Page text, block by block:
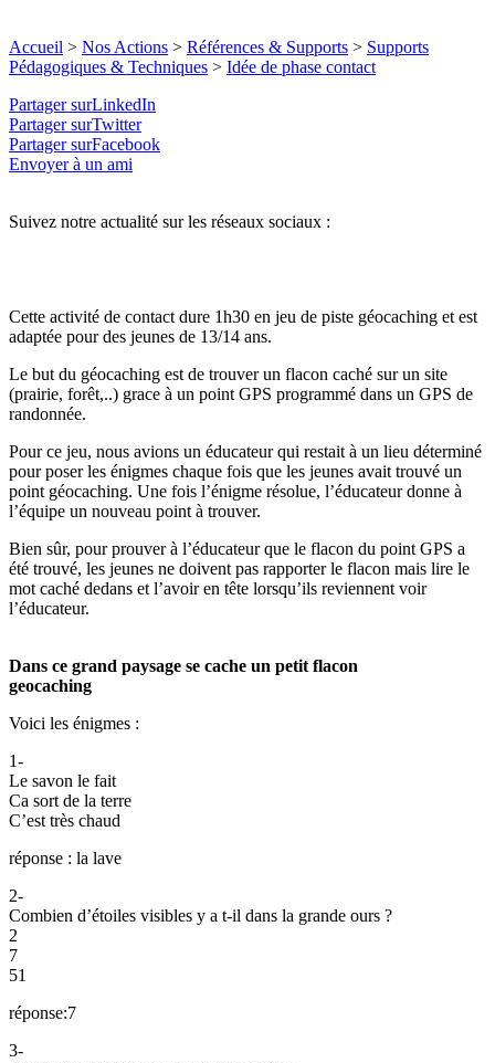
Accueil > Nos Actions > Références & Supports > Supports
Pédagogiques & Techniques > Idée de phase contact
Partager surLinkedIn
Partager surTwitter
Partager surFacebook
Envoyer à un ami
Suivez notre actualité sur les réseaux sociaux :
Cette activité de contact dure 1h30 en jeu de piste géocaching et est
adaptée pour des jeunes de 13/14 ans.
Le but du géocaching est de trouver un flacon caché sur un site
(prairie, forêt,..) grace à un point GPS programmé dans un GPS de
randonnée.
Pour ce jeu, nous avions un éducateur qui restait à un lieu déterminé
pour poser les énigmes chaque fois que les jeunes avait trouvé un
point géocaching. Une fois l’énigme résolue, l’éducateur donne à
l’équipe un nouveau point à trouver.
Bien sûr, pour prouver à l’éducateur que le flacon du point GPS a
été trouvé, les jeunes ne doivent pas rapporter le flacon mais lire le
mot caché dedans et l’avoir en tête lorsqu’ils reviennent voir
l’éducateur.
Dans ce grand paysage se cache un petit flacon
geocaching
Voici les énigmes :
1-
Le savon le fait
Ca sort de la terre
C’est très chaud
réponse : la lave
2-
Combien d’étoiles visibles y a t-il dans la grande ours ?
2
7
51
réponse:7
3-